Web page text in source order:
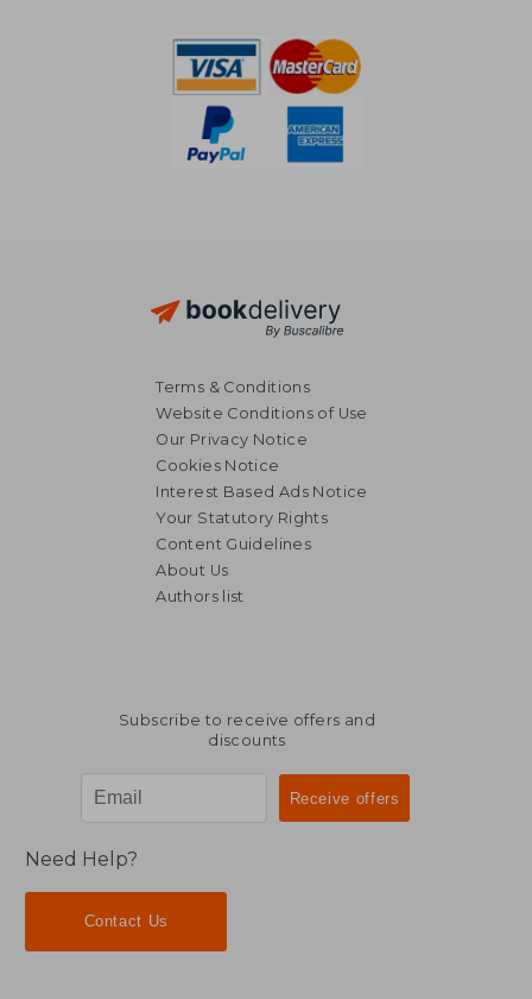
Terms & Conditions
Website Conditions of Use
Our Privacy Notice
Cookies Notice
Interest Based Ads Notice
Your Statutory Rights
Content Guidelines
About Us
Authors list
Subscribe to receive offers and
discounts
Need Help?
Contact Us